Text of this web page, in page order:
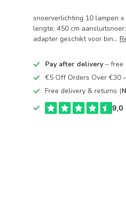
snoerverlichting 10 lampen
lengte: 450 cm
adapter geschikt voor bin...
Pay after delivery – free
€5 Off Orders Over €30
Free delivery & returns (